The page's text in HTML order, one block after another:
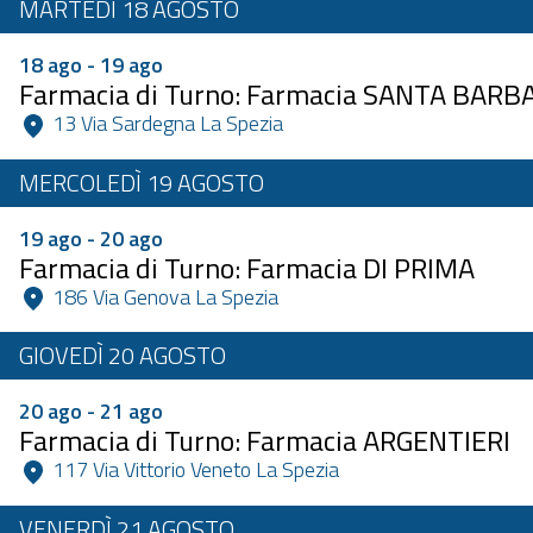
MARTEDÌ 18 AGOSTO
18 ago - 19 ago
Farmacia di Turno: Farmacia SANTA
MERCOLEDÌ 19 AGOSTO
19 ago - 20 ago
Farmacia di Turno: Farmacia DI PRIMA
GIOVEDÌ 20 AGOSTO
20 ago - 21 ago
Farmacia di Turno: Farmacia ARGENTIERI